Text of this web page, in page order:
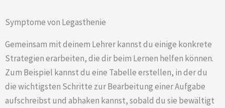
Symptome von Legasthenie
Gemeinsam mit deinem Lehrer kannst du einige konkrete
Strategien erarbeiten, die dir beim Lernen helfen können.
Zum Beispiel kannst du eine Tabelle erstellen, in der du
die wichtigsten Schritte zur Bearbeitung einer Aufgabe
aufschreibst und abhaken kannst, sobald du sie bewältigt